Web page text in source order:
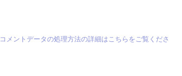
コメントデータの処理方法の詳細はこちらをご覧くださ